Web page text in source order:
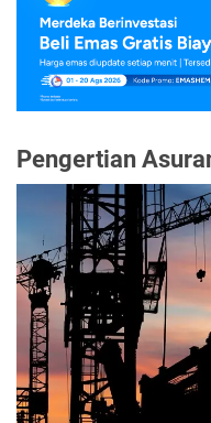
Pengertian